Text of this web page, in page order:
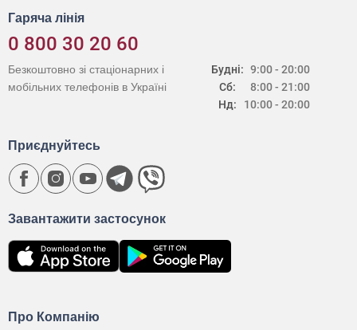
Гаряча лінія
0 800 30 20 60
Будні:
Сб:
Нд:
9:00 - 20:00
8:00 - 21:00
10:00 - 20:00
Безкоштовно зі стаціонарних і
мобільних телефонів в Україні
Про Компанію
Завантажити застосунок
Приєднуйтесь